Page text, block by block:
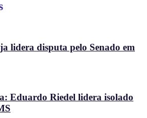
lidera disputa pelo Senado em
Eduardo Riedel lidera isolado